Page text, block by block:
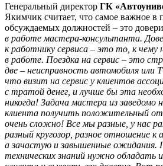
Генеральный директор ГК
Якимчик считает, что самое важное в
обсуждаемых должностей – это
в работе мастера-консультанта.
к работнику сервиса – это то, к
в работе. Поездка на сервис – это
две – неисправность автомобиля
что визит на сервис у клиентов
с тратой денег, и лучше бы эта
никогда! Задача мастера из
клиента получить положительный
очень сложно! Все мы разные, у нас
разный кругозор, разное отношение к
а зачастую и завышенные ожидания.
технических знаний нужно обладать